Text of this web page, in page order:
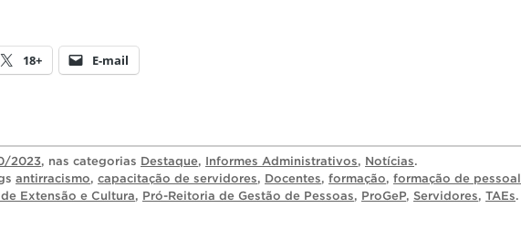
18+ E-mail
2023, nas categorias Destaque, Informes Administrativos, Notícias.
antirracismo, capacitação de servidores, Docentes, formação, formação de pessoal
Extensão e Cultura, Pró-Reitoria de Gestão de Pessoas, ProGeP, Servidores, TAEs.